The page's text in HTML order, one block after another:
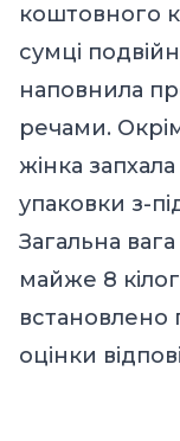
коштовного
сумці
наповнила
речами.
жінка
упаковки з-
Загальна
майже 8
встановлено
оцінки